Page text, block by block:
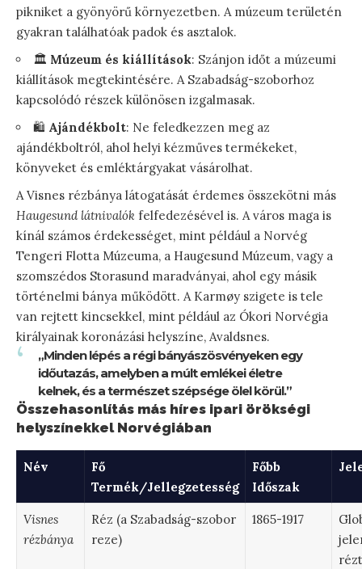
pikniket a gyönyörű környezetben. A múzeum területén
gyakran találhatóak padok és asztalok.
🏛️ Múzeum és kiállítások: Szánjon időt a múzeumi
kiállítások megtekintésére. A Szabadság-szoborhoz
kapcsolódó részek különösen izgalmasak.
🛍️ Ajándékbolt: Ne feledkezzen meg az
ajándékboltról, ahol helyi kézműves termékeket,
könyveket és emléktárgyakat vásárolhat.
A Visnes rézbánya látogatását érdemes összekötni más
Haugesund látnivalók felfedezésével is. A város maga is
kínál számos érdekességet, mint például a Norvég
Tengeri Flotta Múzeuma, a Haugesund Múzeum, vagy a
szomszédos Storasund maradványai, ahol egy másik
történelmi bánya működött. A Karmøy szigete is tele
van rejtett kincsekkel, mint például az Ókori Norvégia
királyainak koronázási helyszíne, Avaldsnes.
„Minden lépés a régi bányászösvényeken egy
időutazás, amelyben a múlt emlékei életre
kelnek, és a természet szépsége ölel körül.”
Összehasonlítás más híres ipari örökségi
helyszínekkel Norvégiában
Név
Fő
Termék/Jellegzetesség
Főbb
Időszak
Visnes
rézbánya
Réz (a Szabadság-szobor
reze)
1865-1917